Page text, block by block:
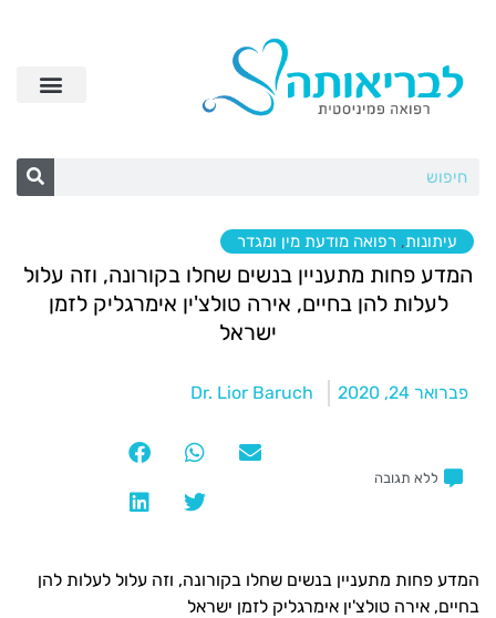
עיתונות, רפואה מודעת מין ומגדר
המדע פחות מתעניין בנשים שחלו בקורונה, וזה עלול
לעלות להן בחיים, אירה טולצ'ין אימרגליק לזמן
ישראל
פברואר 24, 2020 Dr. Lior Baruch
ללא תגובה
המדע פחות מתעניין בנשים שחלו בקורונה, וזה עלול לעלות להן
בחיים, אירה טולצ'ין אימרגליק לזמן ישראל